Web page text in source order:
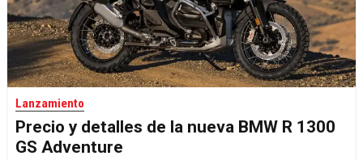
Lanzamiento
Precio y detalles de la nueva BMW R 1300
GS Adventure